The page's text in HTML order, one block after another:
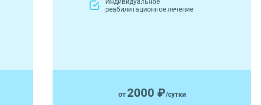
реабилитационное лечение
от 2000 ₽/сутки